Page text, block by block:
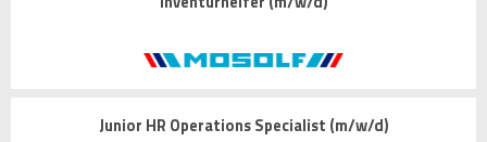
Junior HR Operations Specialist (m/w/d)